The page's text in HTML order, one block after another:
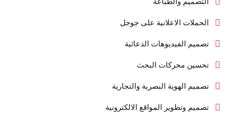
الحملات الاعلانية على جوجل
تصميم الفيديوهات الدعائية
تحسين محركات البحث
تصميم الهوية البصرية والتجارية
تصميم وتطوير المواقع الالكترونية